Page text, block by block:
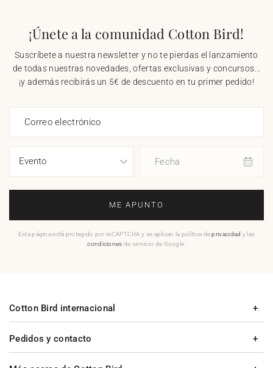
¡Únete a la comunidad Cotton Bird!
Suscríbete a nuestra newsletter y no te pierdas el lanzamiento
de todas nuestras novedades, ofertas exclusivas y concursos...
¡y además recibirás un 5€ de descuento en tu primer pedido!
Correo electrónico
Fecha
ME APUNTO
Esta página está protegido por reCAPTCHA y se aplican la política deprivacidad y las
condiciones de servicio de Google.
Pedidos y contacto
Cotton Bird internacional